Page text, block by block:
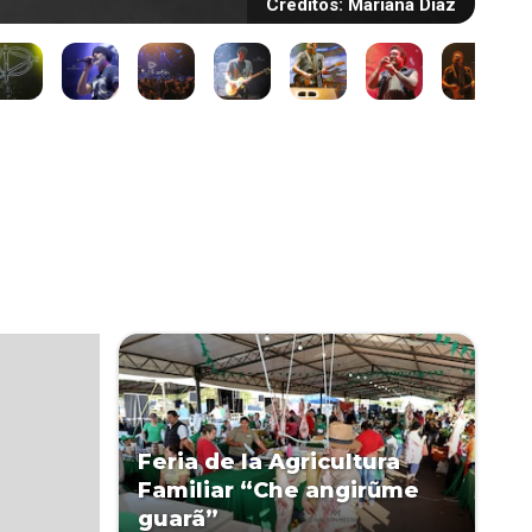
Créditos: Mariana Diaz
Feria de la Agricultura
Familiar “Che angirũme
guarã”